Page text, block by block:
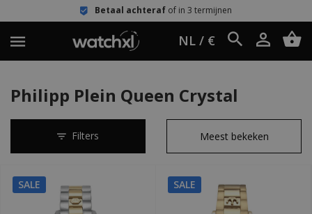
Betaal achteraf of in 3 termijnen
NL / €
Philipp Plein Queen Crystal
Filters
SALE SALE